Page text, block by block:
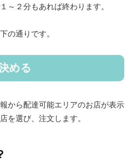
～２分もあれば終わります。
の通りです。
める
から配達可能エリアのお店が表示
を選び、注文します。